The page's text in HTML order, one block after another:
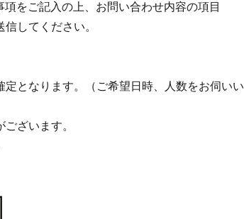
項をご記入の上、お問い合わせ内容の項目
してください。
となります。（ご希望日時、人数をお伺いい
ざいます。